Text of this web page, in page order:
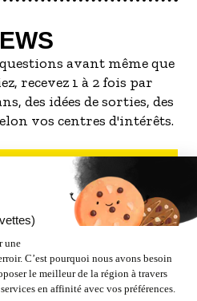
avant même que
recevez 1 à 2 fois par
des idées de sorties, des
vos centres d'intérêts.
LA NEWSLETTER